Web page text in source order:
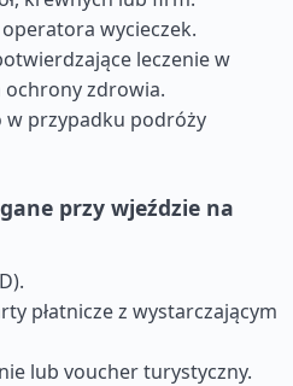
wycieczek.
leczenie w
zdrowia.
w przypadku podróży
przy wjeździe na
płatnicze z wystarczającym
lub voucher turystyczny.